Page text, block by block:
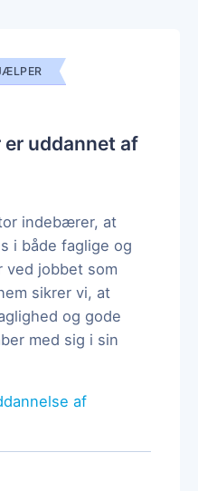
er uddannet af
indebærer, at
i både faglige og
ved jobbet som
sikrer vi, at
og gode
med sig i sin
af